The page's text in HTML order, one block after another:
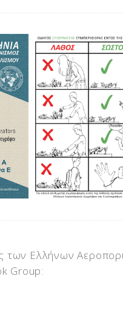
των Ελλήνων
Group: